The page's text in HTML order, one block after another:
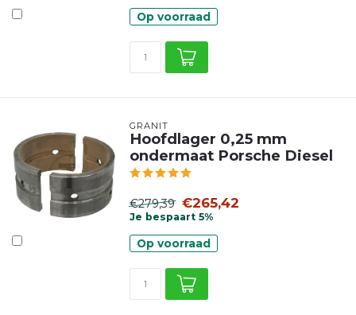
Op voorraad
GRANIT
Hoofdlager 0,25 mm
ondermaat Porsche Diesel
€279,39 €265,42
Je bespaart 5%
Op voorraad